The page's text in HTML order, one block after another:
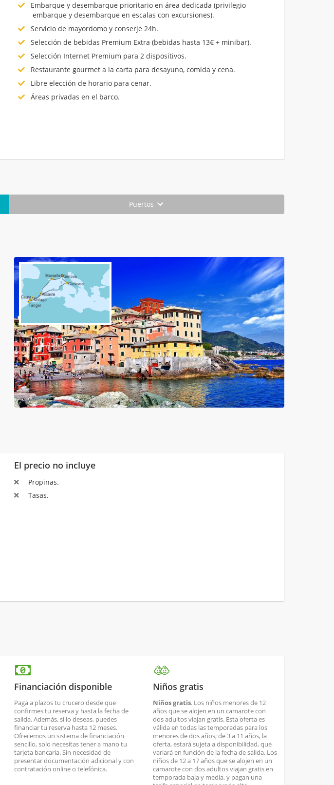
Embarque y desembarque prioritario en área dedicada (privilegio
embarque y desembarque en escalas con excursiones).
Servicio de mayordomo y conserje 24h.
Selección de bebidas Premium Extra (bebidas hasta 13€ + minibar).
Selección Internet Premium para 2 dispositivos.
Restaurante gourmet a la carta para desayuno, comida y cena.
Libre elección de horario para cenar.
Áreas privadas en el barco.
Puertos
El precio no incluye
Propinas.
Tasas.
Financiación disponible
Paga a plazos tu crucero desde que
confirmes tu reserva y hasta la fecha de
salida. Además, si lo deseas, puedes
financiar tu reserva hasta 12 meses.
Ofrecemos un sistema de financiación
sencillo, solo necesitas tener a mano tu
tarjeta bancaria. Sin necesidad de
presentar documentación adicional y con
contratación online o telefónica.
Niños gratis
Niños gratis. Los niños menores de 12
años que se alojen en un camarote con
dos adultos viajan gratis. Esta oferta es
válida en todas las temporadas para los
menores de dos años; de 3 a 11 años, la
oferta, estará sujeta a disponibilidad, que
variará en función de la fecha de salida. Los
niños de 12 a 17 años que se alojen en un
camarote con dos adultos viajan gratis en
temporada baja y media, y pagan una